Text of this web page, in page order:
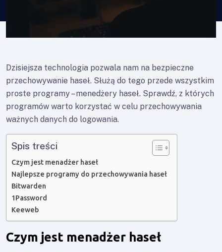
Dzisiejsza technologia pozwala nam na bezpieczne
przechowywanie haseł. Służą do tego przede wszystkim
proste programy – menedżery haseł. Sprawdź, z których
programów warto korzystać w celu przechowywania
ważnych danych do logowania.
Spis treści
Czym jest menadżer haseł
Najlepsze programy do przechowywania haseł
Bitwarden
1Password
Keeweb
Czym jest menadżer haseł